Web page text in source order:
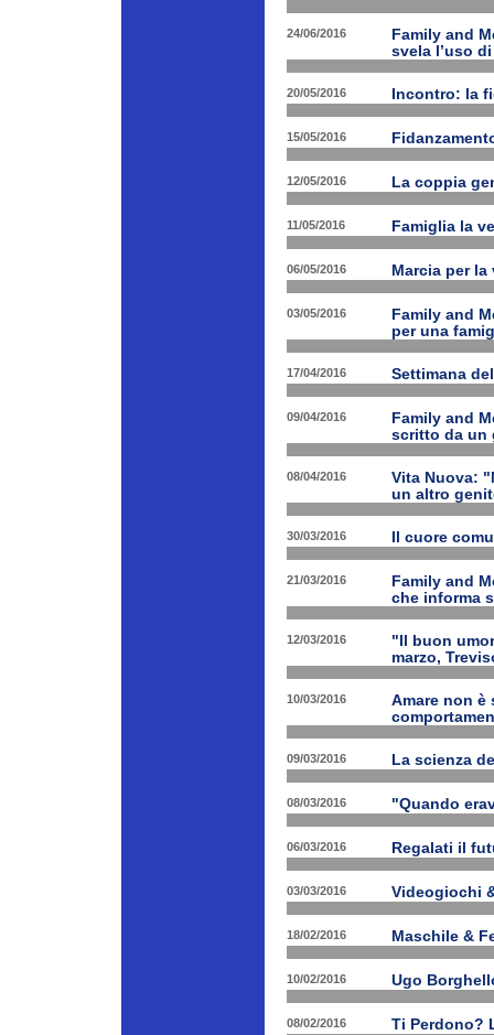
24/06/2016
Family and
svela l’uso
20/05/2016 Incontro: la
15/05/2016
12/05/2016 La coppia
11/05/2016 Famiglia la
06/05/2016 Marcia per la
03/05/2016
Family and
per una
17/04/2016 Settimana
09/04/2016
Family and
scritto da un
08/04/2016
Vita Nuova:
un altro
30/03/2016 Il cuore
21/03/2016
Family and
che informa
12/03/2016
"Il buon
marzo,
10/03/2016
Amare non
09/03/2016 La scienza
08/03/2016 "Quando
06/03/2016 Regalati il
03/03/2016 Videogiochi
18/02/2016 Maschile &
10/02/2016 Ugo
08/02/2016 Ti Perdono?